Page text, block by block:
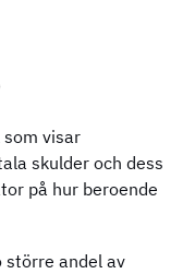
visar
skulder och dess
på hur beroende
större andel av